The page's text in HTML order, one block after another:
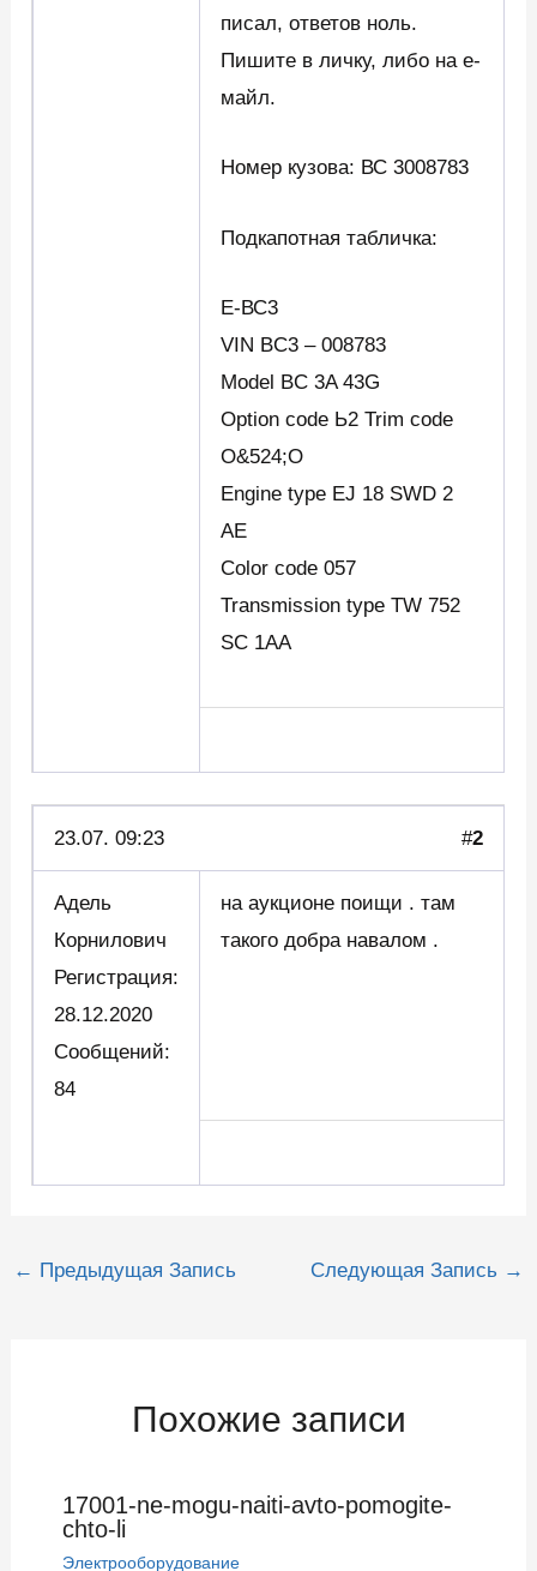
писал, ответов ноль.
Пишите в личку, либо на е-
майл.
Номер кузова: ВС 3008783
Подкапотная табличка:
Е-ВС3
VIN BC3 – 008783
Model BC 3A 43G
Option code Ь2 Trim code
O&524;O
Engine type EJ 18 SWD 2
AE
Color code 057
Transmission type TW 752
SC 1AA
23.07. 09:23 #2
Адель
Корнилович
Регистрация:
28.12.2020
Сообщений:
84
на аукционе поищи . там
такого добра навалом .
Навигация
← Предыдущая Запись Следующая Запись →
Похожие записи
17001-ne-mogu-naiti-avto-pomogite-
chto-li
Электрооборудование